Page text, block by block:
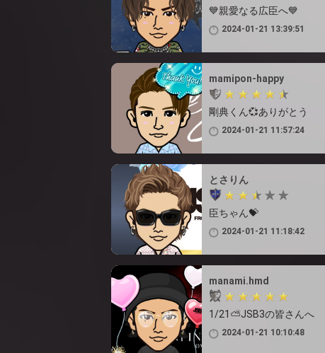
💙親愛なる広臣へ💙
2024-01-21 13:39:51
mamipon-happy
剛典くん💞ありがとう
2024-01-21 11:57:24
とさりん
臣ちゃん💝
2024-01-21 11:18:42
manami.hmd
1/21⛅️JSB3の皆さんへ
2024-01-21 10:10:48